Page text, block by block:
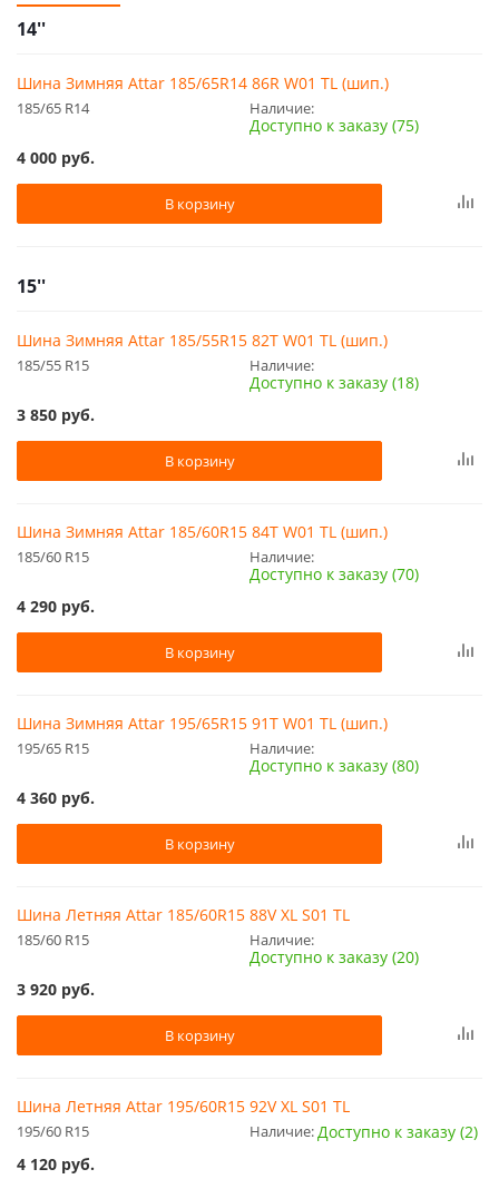
14''
Шина Зимняя Attar 185/65R14 86R W01 TL (шип.)
185/65 R14 Наличие:
Доступно к заказу (75)
4 000 руб.
В корзину
15''
Шина Зимняя Attar 185/55R15 82T W01 TL (шип.)
185/55 R15 Наличие:
Доступно к заказу (18)
3 850 руб.
В корзину
Шина Зимняя Attar 185/60R15 84T W01 TL (шип.)
185/60 R15 Наличие:
Доступно к заказу (70)
4 290 руб.
В корзину
Шина Зимняя Attar 195/65R15 91T W01 TL (шип.)
195/65 R15 Наличие:
Доступно к заказу (80)
4 360 руб.
В корзину
Шина Летняя Attar 185/60R15 88V XL S01 TL
185/60 R15 Наличие:
Доступно к заказу (20)
3 920 руб.
В корзину
Шина Летняя Attar 195/60R15 92V XL S01 TL
195/60 R15 Наличие:Доступно к заказу (2)
4 120 руб.